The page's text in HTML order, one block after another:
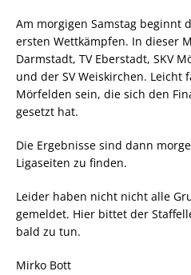
Am morgigen Samstag beginnt
ersten Wettkämpfen. In dieser
Darmstadt, TV Eberstadt, SKV
und der SV Weiskirchen. Leicht
Mörfelden sein, die sich den
gesetzt hat.
Die Ergebnisse sind dann
Ligaseiten zu finden.
Leider haben nicht nicht alle
gemeldet. Hier bittet der
bald zu tun.
Mirko Bott